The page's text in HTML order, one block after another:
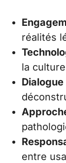
réalités
la
entre